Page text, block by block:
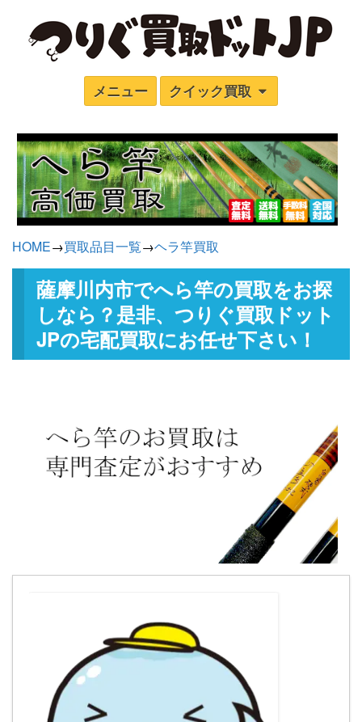
メニュー クイック買取
HOME→買取品目一覧→ヘラ竿買取
薩摩川内市でへら竿の買取をお探
しなら？是非、つりぐ買取ドット
JPの宅配買取にお任せ下さい！